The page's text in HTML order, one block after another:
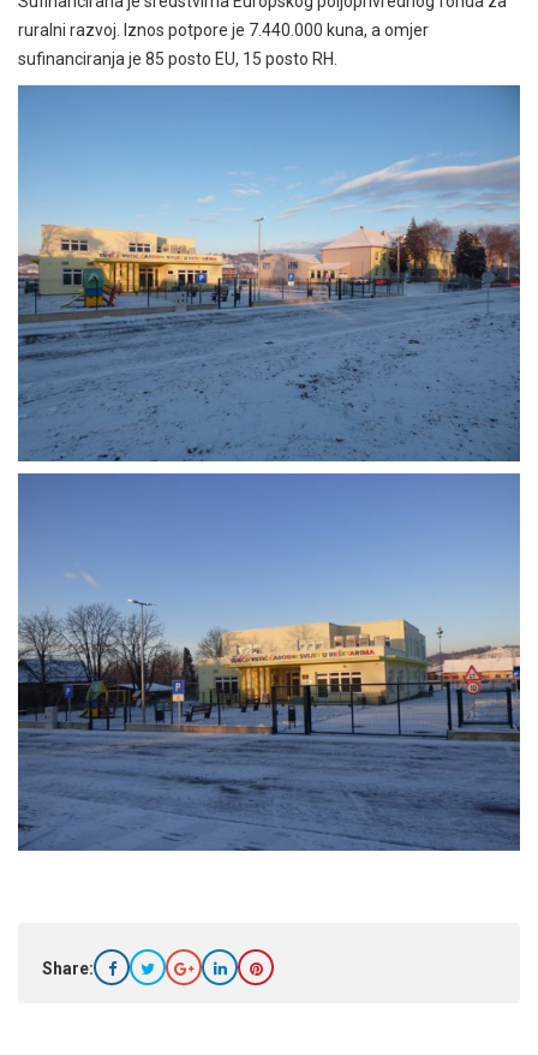
ruralni razvoj. Iznos potpore je 7.440.000 kuna, a omjer
sufinanciranja je 85 posto EU, 15 posto RH.
Share: